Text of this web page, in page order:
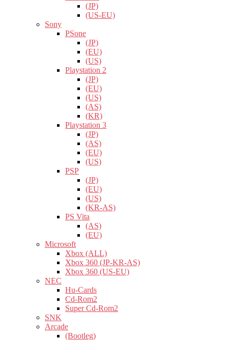
(JP)
(US-EU)
Sony
PSone
(JP)
(EU)
(US)
Playstation 2
(JP)
(EU)
(US)
(AS)
(KR)
Playstation 3
(JP)
(AS)
(EU)
(US)
PSP
(JP)
(EU)
(US)
(KR-AS)
PS Vita
(AS)
(EU)
Microsoft
Xbox (ALL)
Xbox 360 (JP-KR-AS)
Xbox 360 (US-EU)
NEC
Hu-Cards
Cd-Rom2
Super Cd-Rom2
SNK
Arcade
(Bootleg)